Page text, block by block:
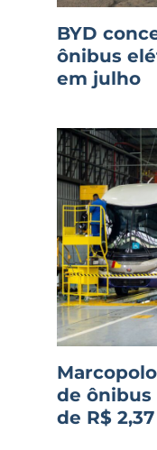
BYD
ônibus
em julho
de
de R$